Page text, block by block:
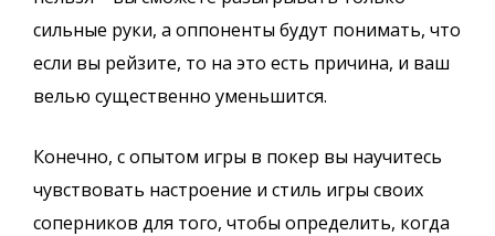
сильные руки, а оппоненты будут понимать, что
если вы рейзите, то на это есть причина, и ваш
велью существенно уменьшится.
Конечно, с опытом игры в покер вы научитесь
чувствовать настроение и стиль игры своих
соперников для того, чтобы определить, когда